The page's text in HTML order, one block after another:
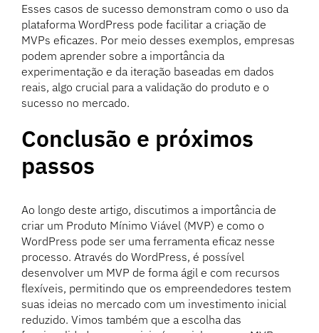
Esses casos de sucesso demonstram como o uso da
plataforma WordPress pode facilitar a criação de
MVPs eficazes. Por meio desses exemplos, empresas
podem aprender sobre a importância da
experimentação e da iteração baseadas em dados
reais, algo crucial para a validação do produto e o
sucesso no mercado.
Conclusão e próximos
passos
Ao longo deste artigo, discutimos a importância de
criar um Produto Mínimo Viável (MVP) e como o
WordPress pode ser uma ferramenta eficaz nesse
processo. Através do WordPress, é possível
desenvolver um MVP de forma ágil e com recursos
flexíveis, permitindo que os empreendedores testem
suas ideias no mercado com um investimento inicial
reduzido. Vimos também que a escolha das